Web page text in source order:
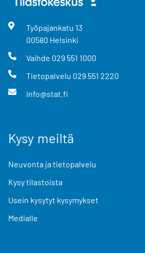
Työpajankatu 13
00580 Helsinki
Vaihde 029 551 1000
Tietopalvelu 029 551 2220
info@stat.fi
Kysy meiltä
Neuvonta ja tietopalvelu
Kysy tilastoista
Usein kysytyt kysymykset
Medialle